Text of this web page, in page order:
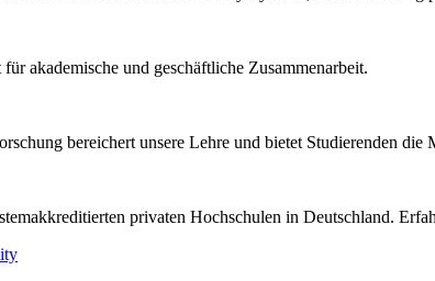
akademische und geschäftliche Zusammenarbeit.
bereichert unsere Lehre und bietet Studierenden
privaten Hochschulen in Deutschland.